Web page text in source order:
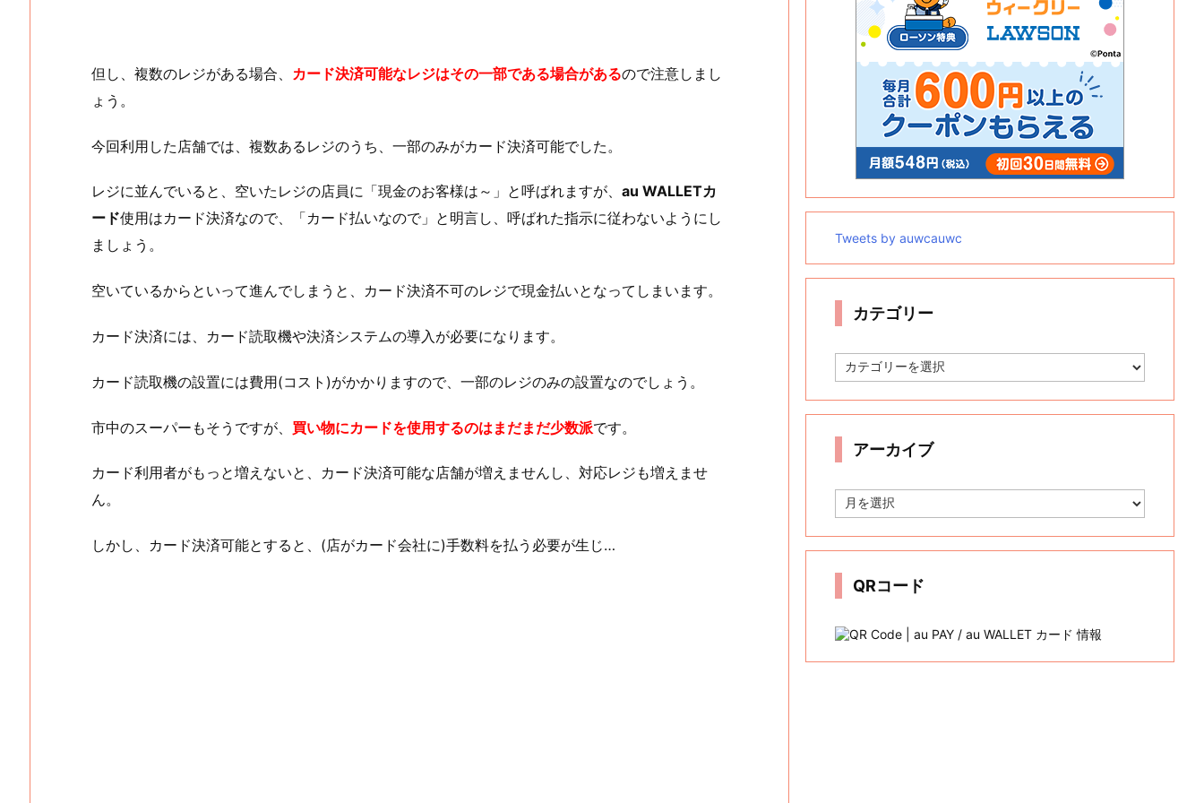
但し、複数のレジがある場合、 カード決済可能なレジはその一部である場合があるので注意しまし
ょう。
今回利用した店舗では、複数あるレジのうち、一部のみがカード決済可能でした。
レジに並んでいると、空いたレジの店員に「現金のお客様は～」と呼ばれますが、 au WALLETカ
ード使用はカード決済なので、「カード払いなので」と明言し、呼ばれた指示に従わないようにし
ましょう。
空いているからといって進んでしまうと、カード決済不可のレジで現金払いとなってしまいます。
カード決済には、カード読取機や決済システムの導入が必要になります。
カード読取機の設置には費用(コスト)がかかりますので、一部のレジのみの設置なのでしょう。
市中のスーパーもそうですが、 買い物にカードを使用するのはまだまだ少数派です。
カード利用者がもっと増えないと、カード決済可能な店舗が増えませんし、対応レジも増えませ
ん。
しかし、カード決済可能とすると、(店がカード会社に)手数料を払う必要が生じ…
Tweets by auwcauwc
カテゴリー
テ
リ
アーカイブ
ー
イ
QRコード